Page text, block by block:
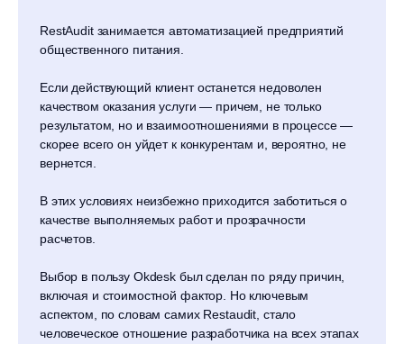
RestAudit занимается автоматизацией предприятий
общественного питания.
Если действующий клиент останется недоволен
качеством оказания услуги — причем, не только
результатом, но и взаимоотношениями в процессе —
скорее всего он уйдет к конкурентам и, вероятно, не
вернется.
В этих условиях неизбежно приходится заботиться о
качестве выполняемых работ и прозрачности
расчетов.
Выбор в пользу Okdesk был сделан по ряду причин,
включая и стоимостной фактор. Но ключевым
аспектом, по словам самих Restaudit, стало
человеческое отношение разработчика на всех этапах